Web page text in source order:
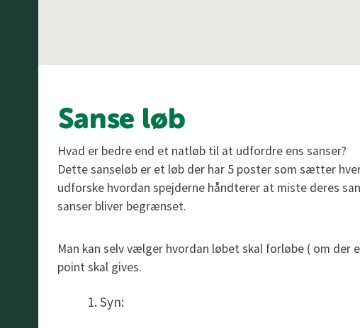
Sanse løb
Hvad er bedre end et natløb til at udfordre ens sanser?
Dette sanseløb er et løb der har 5 poster som sætter
udforske hvordan spejderne håndterer at miste deres
sanser bliver begrænset.
Man kan selv vælger hvordan løbet skal forløbe ( om der
point skal gives.
Syn: